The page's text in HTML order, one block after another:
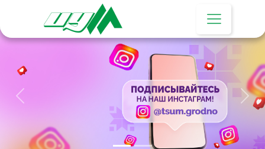
Предыдущий